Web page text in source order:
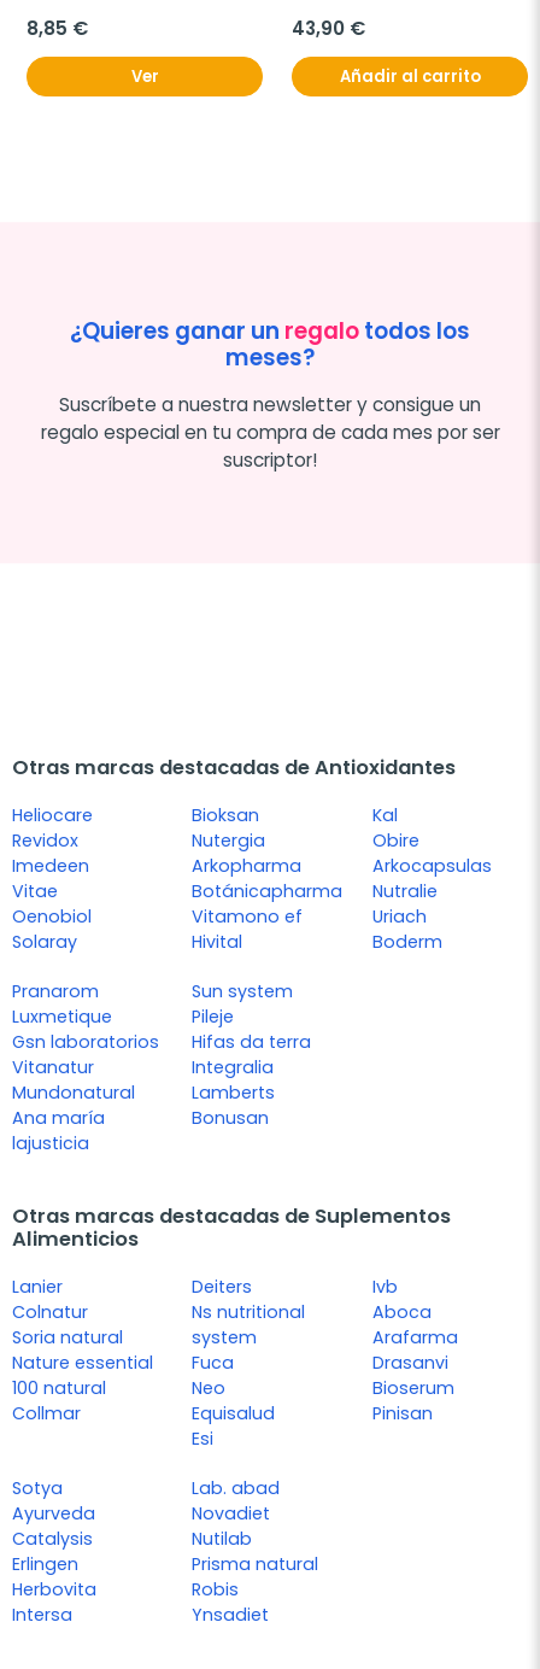
8,85 €
Ver
43,90 €
Añadir al carrito
¿Quieres ganar un regalotodos los
meses?
Suscríbete a nuestra newsletter y consigue un
regalo especial en tu compra de cada mes por ser
suscriptor!
Otras marcas destacadas de Antioxidantes
Heliocare
Revidox
Imedeen
Vitae
Oenobiol
Solaray
Bioksan
Nutergia
Arkopharma
Botánicapharma
Vitamono ef
Hivital
Kal
Obire
Arkocapsulas
Nutralie
Uriach
Boderm
Pranarom
Luxmetique
Gsn laboratorios
Vitanatur
Mundonatural
Ana maría
lajusticia
Sun system
Pileje
Hifas da terra
Integralia
Lamberts
Bonusan
Otras marcas destacadas de Suplementos
Alimenticios
Lanier
Colnatur
Soria natural
Nature essential
100 natural
Collmar
Deiters
Ns nutritional
system
Fuca
Neo
Equisalud
Esi
Ivb
Aboca
Arafarma
Drasanvi
Bioserum
Pinisan
Sotya
Ayurveda
Catalysis
Erlingen
Herbovita
Intersa
Lab. abad
Novadiet
Nutilab
Prisma natural
Robis
Ynsadiet